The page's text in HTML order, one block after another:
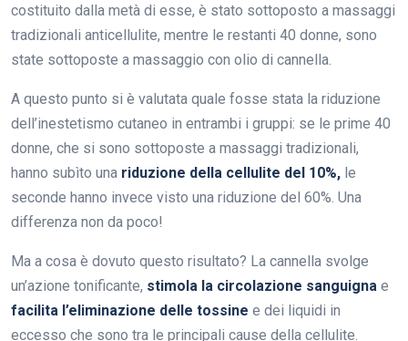
costituito dalla metà di esse, è stato sottoposto a massaggi
tradizionali anticellulite, mentre le restanti 40 donne, sono
state sottoposte a massaggio con olio di cannella.
A questo punto si è valutata quale fosse stata la riduzione
dell’inestetismo cutaneo in entrambi i gruppi: se le prime 40
donne, che si sono sottoposte a massaggi tradizionali,
hanno subìto una riduzione della cellulite del 10%, le
seconde hanno invece visto una riduzione del 60%. Una
differenza non da poco!
Ma a cosa è dovuto questo risultato? La cannella svolge
un’azione tonificante, stimola la circolazione sanguigna e
facilita l’eliminazione delle tossine e dei liquidi in
eccesso che sono tra le principali cause della cellulite.